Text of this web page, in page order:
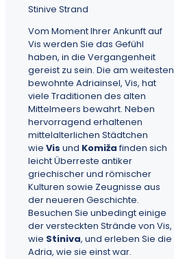
Stinive Strand
Vom Moment Ihrer Ankunft auf
Vis werden Sie das Gefühl
haben, in die Vergangenheit
gereist zu sein. Die am weitesten
bewohnte Adriainsel, Vis, hat
viele Traditionen des alten
Mittelmeers bewahrt. Neben
hervorragend erhaltenen
mittelalterlichen Städtchen
wie Vis und Komižafinden sich
leicht Überreste antiker
griechischer und römischer
Kulturen sowie Zeugnisse aus
der neueren Geschichte.
Besuchen Sie unbedingt einige
der versteckten Strände von Vis,
wie Stiniva, und erleben Sie die
Adria, wie sie einst war.